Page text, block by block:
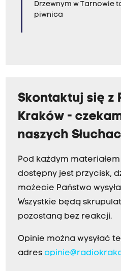
Drzewnym w Tarnowie
piwnica
Skontaktuj się z
Kraków -
naszych
Pod każdym
dostępny jest przycisk,
możecie Państwo
Wszystkie będą
pozostaną bez reakcji.
Opinie można wysyłać
adres